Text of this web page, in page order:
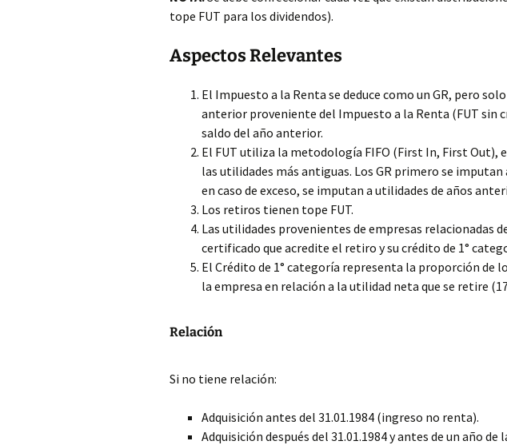
tope FUT para los dividendos).
Aspectos Relevantes
El Impuesto a la Renta se deduce como un GR, pero
anterior proveniente del Impuesto a la Renta (FUT sin
saldo del año anterior.
El FUT utiliza la metodología FIFO (First In, First Out),
las utilidades más antiguas. Los GR primero se imputan
en caso de exceso, se imputan a utilidades de años
Los retiros tienen tope FUT.
Las utilidades provenientes de empresas relacionadas
certificado que acredite el retiro y su crédito de 1°
El Crédito de 1° categoría representa la proporción de
la empresa en relación a la utilidad neta que se retire
Relación
Si no tiene relación:
Adquisición antes del 31.01.1984 (ingreso no renta).
Adquisición después del 31.01.1984 y antes de un año